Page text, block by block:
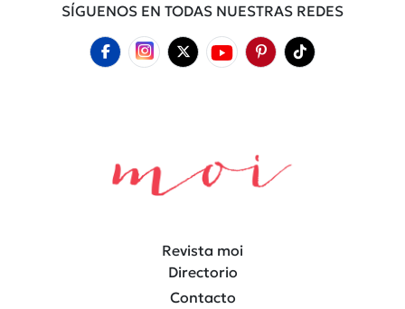
SÍGUENOS EN TODAS NUESTRAS REDES
Revista moi
Directorio
Contacto